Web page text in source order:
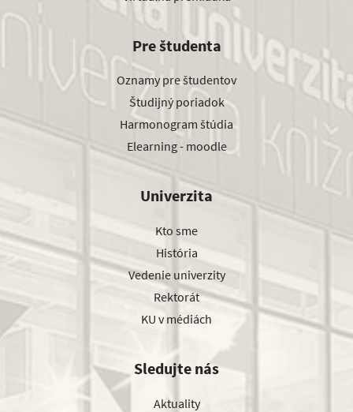
Pre študenta
Oznamy pre študentov
Študijný poriadok
Harmonogram štúdia
Elearning - moodle
Univerzita
Kto sme
História
Vedenie univerzity
Rektorát
KU v médiách
Sledujte nás
Aktuality